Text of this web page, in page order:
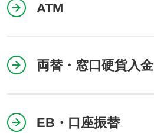
ATM
両替・窓口硬貨入金
EB・口座振替